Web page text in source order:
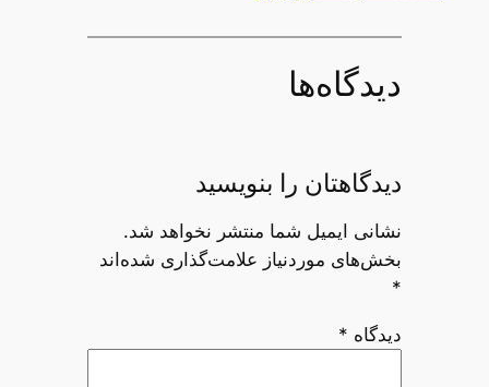
دیدگاه‌ها
دیدگاهتان را بنویسید
نشانی ایمیل شما منتشر نخواهد شد.
بخش‌های موردنیاز علامت‌گذاری شده‌اند
*
دیدگاه *